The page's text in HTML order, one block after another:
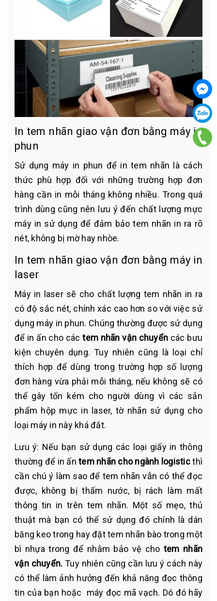
In tem nhãn giao vận đơn bằng máy in
phun
Sử dụng máy in phun để in tem nhãn là cách
thức phù hợp đối với những trường hợp đơn
hàng cần in mỗi tháng không nhiều. Trong quá
trình dùng cũng nên lưu ý đến chất lượng mực
máy in sử dụng để đảm bảo tem nhãn in ra rõ
nét, không bị mờ hay nhòe.
In tem nhãn giao vận đơn bằng máy in
laser
Máy in laser sẽ cho chất lượng tem nhãn in ra
có độ sắc nét, chính xác cao hơn so với việc sử
dụng máy in phun. Chúng thường được sử dụng
để in ấn cho các tem nhãn vận chuyển các bưu
kiện chuyên dụng. Tuy nhiên cũng là loại chỉ
thích hợp để dùng trong trường hợp số lượng
đơn hàng vừa phải mỗi tháng, nếu không sẽ có
thể gây tốn kém cho người dùng vì các sản
phẩm hộp mực in laser, tờ nhãn sử dụng cho
loại máy in này khá đắt.
Lưu ý: Nếu bạn sử dụng các loại giấy in thông
thường để in ấntem nhãn cho ngành logisticthì
cần chú ý làm sao để tem nhãn vẫn có thể đọc
được, không bị thấm nước, bị rách làm mất
thông tin in trên tem nhãn. Một số mẹo, thủ
thuật mà bạn có thể sử dụng đó chính là dán
băng keo trong hay đặt tem nhãn bào trong một
bì nhựa trong để nhằm bảo vệ cho tem nhãn
vận chuyển. Tuy nhiên cũng cần lưu ý cách này
có thể làm ảnh hưởng đến khả năng đọc thông
tin của bạn hoặc máy đọc mã vạch. Dó đó hãy